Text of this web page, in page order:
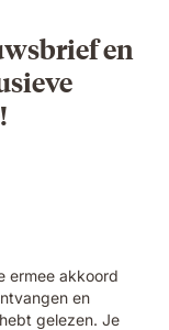
en
ermee akkoord
en
hebt gelezen. Je